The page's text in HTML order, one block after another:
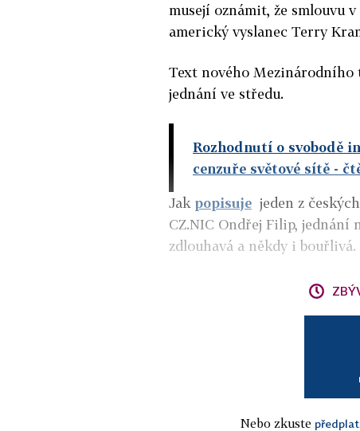
musejí oznámit, že smlouvu
americký vyslanec Terry
Text nového Mezinárodního
jednání ve středu.
Rozhodnutí o svobodě
cenzuře světové sítě -
Jak popisuje jeden z
CZ.NIC Ondřej Filip, jednání
zdlouhavá a někdy i bouřlivá.
Nebo zkuste